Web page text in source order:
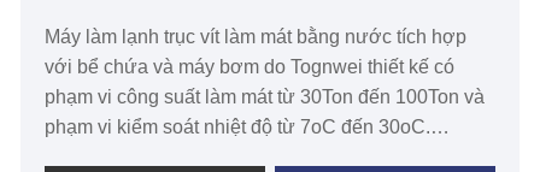
Máy làm lạnh trục vít làm mát bằng nước tích hợp
với bể chứa và máy bơm do Tognwei thiết kế có
phạm vi công suất làm mát từ 30Ton đến 100Ton và
phạm vi kiểm soát nhiệt độ từ 7oC đến 30oC.